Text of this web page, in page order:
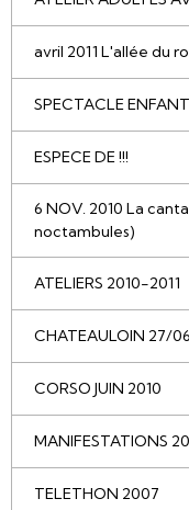
avril 2011 L'allée du
SPECTACLE
ESPECE DE !!!
6 NOV. 2010 La
noctambules)
ATELIERS 2010-2011
CHATEAULOIN 27/
CORSO JUIN 2010
MANIFESTATIONS
TELETHON 2007